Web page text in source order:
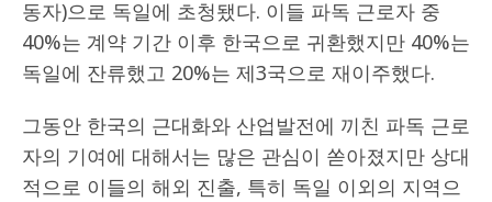
동자)으로 독일에 초청됐다. 이들 파독 근로자 중
40%는 계약 기간 이후 한국으로 귀환했지만 40%는
독일에 잔류했고 20%는 제3국으로 재이주했다.
그동안 한국의 근대화와 산업발전에 끼친 파독 근로
자의 기여에 대해서는 많은 관심이 쏟아졌지만 상대
적으로 이들의 해외 진출, 특히 독일 이외의 지역으